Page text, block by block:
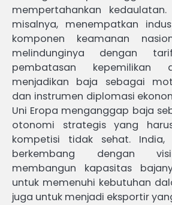
mempertahankan kedaulatan.
misalnya, menempatkan
komponen keamanan
melindunginya dengan
pembatasan kepemilikan
menjadikan baja sebagai
dan instrumen diplomasi
Uni Eropa menganggap baja
otonomi strategis yang
kompetisi tidak sehat. India,
berkembang dengan
membangun kapasitas
untuk memenuhi kebutuhan
juga untuk menjadi eksportir